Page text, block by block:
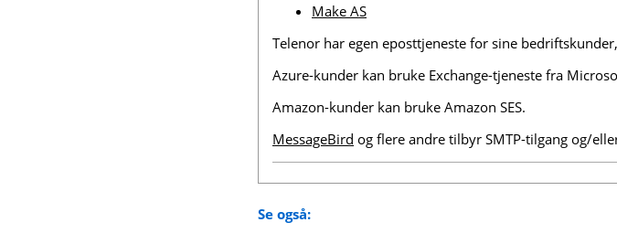
Make AS
Telenor har egen eposttjeneste for sine
Azure-kunder kan bruke Exchange-tjeneste fra
Amazon-kunder kan bruke Amazon SES.
MessageBird og flere andre tilbyr SMTP-tilgang og/
Se også: